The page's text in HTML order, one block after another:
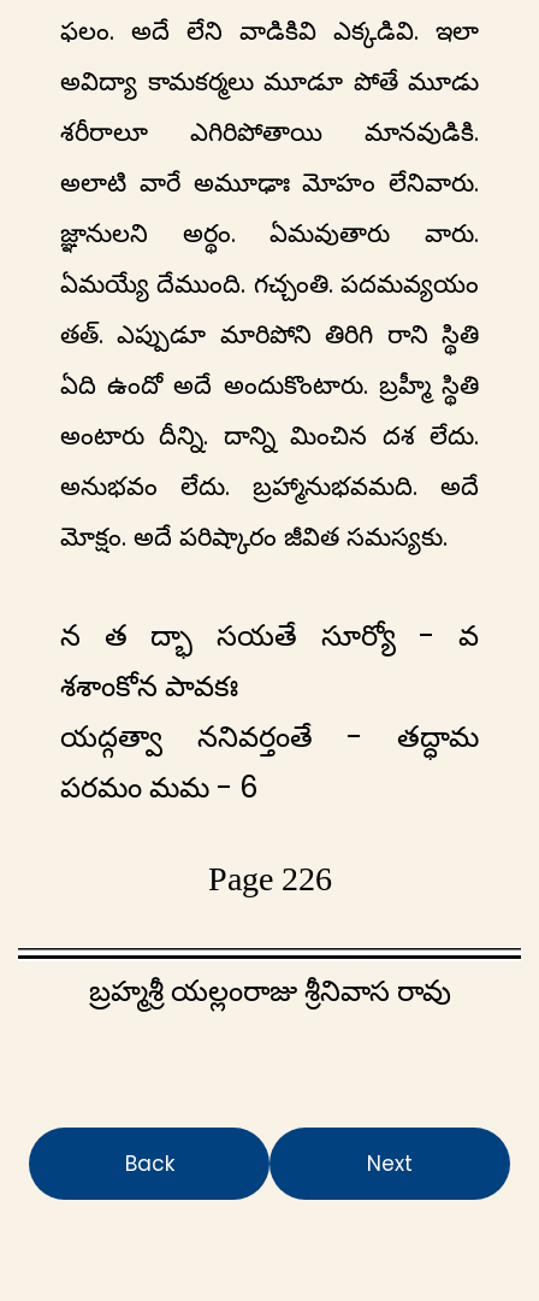
ఫలం. అదే లేని వాడికివి ఎక్కడివి. ఇలా
అవిద్యా కామకర్మలు మూడూ పోతే మూడు
శరీరాలూ ఎగిరిపోతాయి మానవుడికి.
అలాటి వారే అమూఢాః మోహం లేనివారు.
జ్ఞానులని అర్థం. ఏమవుతారు వారు.
ఏమయ్యే దేముంది. గచ్చంతి. పదమవ్యయం
తత్. ఎప్పుడూ మారిపోని తిరిగి రాని స్థితి
ఏది ఉందో అదే అందుకొంటారు. బ్రహ్మీ స్థితి
అంటారు దీన్ని. దాన్ని మించిన దశ లేదు.
అనుభవం లేదు. బ్రహ్మానుభవమది. అదే
మోక్షం. అదే పరిష్కారం జీవిత సమస్యకు.
న త ద్భా సయతే సూర్యో - వ
శశాంకోన పావకః
యద్గత్వా ననివర్తంతే - తద్ధామ
పరమం మమ - 6
Page 226
బ్రహ్మశ్రీ యల్లంరాజు శ్రీనివాస రావు
Back Next